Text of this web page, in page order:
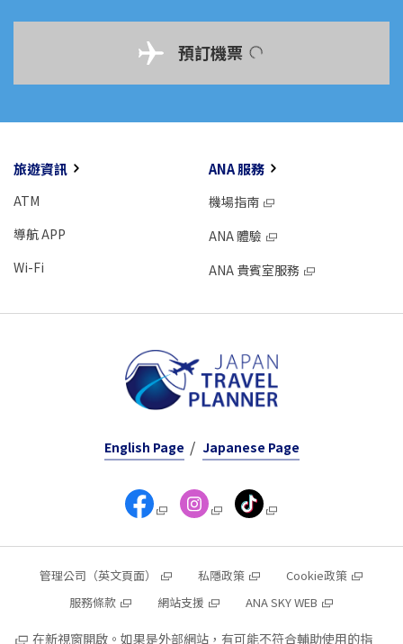
預訂機票
旅遊資訊
ATM
導航 APP
Wi-Fi
ANA 服務
機場指南
ANA 體驗
ANA 貴賓室服務
English Page Japanese Page
管理公司（英文頁面） 私隱政策
Cookie政策
服務條款
網站支援 ANA SKY WEB
在新視窗開啟。如果是外部網站，有可能不符合輔助使用的指